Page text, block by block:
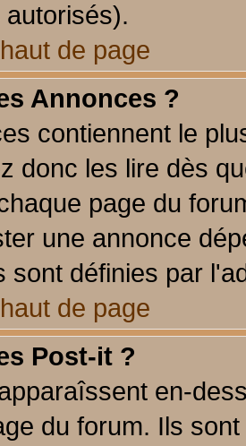
de page
Annonces ?
contiennent le
donc les lire dès
page du
une annonce
sont définies par
de page
Post-it ?
en-
du forum. Ils